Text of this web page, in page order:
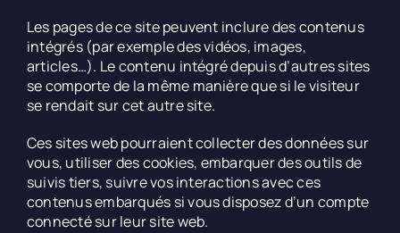
Les pages de ce site peuvent inclure des contenus
intégrés (par exemple des vidéos, images,
articles…). Le contenu intégré depuis d’autres sites
se comporte de la même manière que si le visiteur
se rendait sur cet autre site.
Ces sites web pourraient collecter des données sur
vous, utiliser des cookies, embarquer des outils de
suivis tiers, suivre vos interactions avec ces
contenus embarqués si vous disposez d’un compte
connecté sur leur site web.